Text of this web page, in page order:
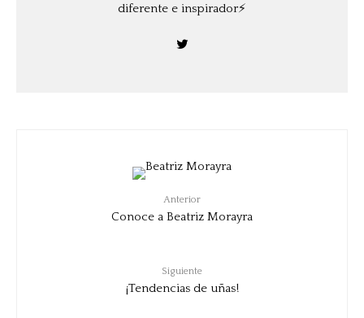
diferente e inspirador⚡️
Anterior
Conoce a Beatriz Morayra
Siguiente
¡Tendencias de uñas!